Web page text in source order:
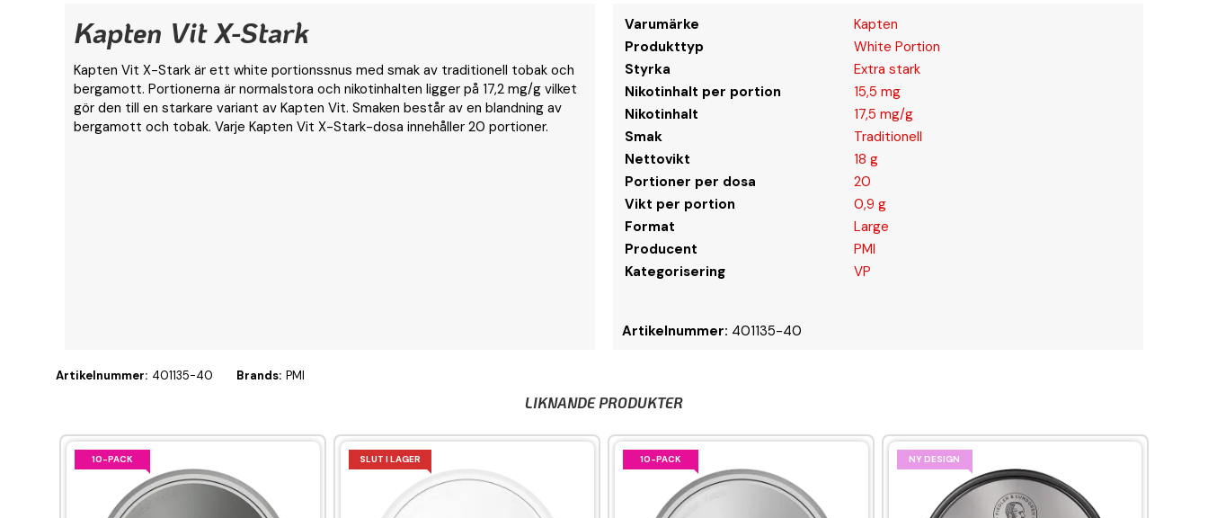
Kapten Vit X-Stark
Kapten Vit X-Stark är ett white portionssnus med smak av traditionell tobak och
bergamott. Portionerna är normalstora och nikotinhalten ligger på 17,2 mg/g vilket
gör den till en starkare variant av Kapten Vit. Smaken består av en blandning av
bergamott och tobak. Varje Kapten Vit X-Stark-dosa innehåller 20 portioner.
Varumärke
Kapten
Produkttyp
White Portion
Styrka
Extra stark
Nikotinhalt per portion
15,5 mg
Nikotinhalt
17,5 mg/g
Smak
Traditionell
Nettovikt
18 g
Portioner per dosa
20
Vikt per portion
0,9 g
Format
Large
Producent
PMI
Kategorisering
VP
Artikelnummer: 401135-40
Artikelnummer: 401135-40 Brands: PMI
LIKNANDE PRODUKTER
10-PACK SLUT I LAGER 10-PACK NY DESIGN